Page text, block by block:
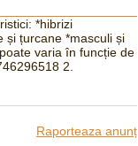
*hibrizi
și țurcane *masculi și
varia în funcție de
2.
Raporteaza anunț